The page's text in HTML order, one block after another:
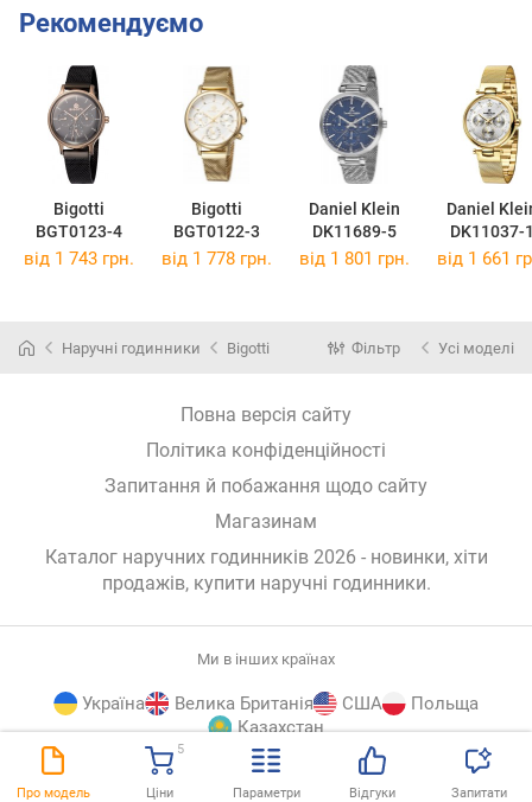
Про модель Ціни
5
Параметри Відгуки Запитати
Рекомендуємо
Bigotti
BGT0123-4
Bigotti
BGT0122-3
Daniel Klein
DK11689-5
Daniel
DK11037-
від 1 743 грн. від 1 778 грн. від 1 801 грн. від 1 661
Наручні годинники Bigotti Фільтр Усі моделі
Повна версія сайту
Політика конфіденційності
Запитання й побажання щодо сайту
Магазинам
Каталог наручних годинників 2026 - новинки, хіти
продажів, купити наручні годинники.
Ми в інших країнах
Україна Велика Британія США
Польща
Казахстан
© E-Katalog, 2026 ВГОРУ